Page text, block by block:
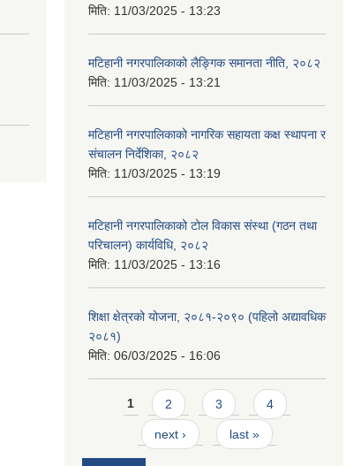
मिति: 11/03/2025 - 13:23
मटिहानी नगरपालिकाको लैङ्गिक समानता नीति, २०८२
मिति: 11/03/2025 - 13:21
मटिहानी नगरपालिकाको नागरिक सहायता कक्ष स्थापना र
संचालन निर्देशिका, २०८२
मिति: 11/03/2025 - 13:19
मटिहानी नगरपालिकाको टोल विकास संस्था (गठन तथा
परिचालन) कार्यविधि, २०८२
मिति: 11/03/2025 - 13:16
शिक्षा क्षेत्रको योजना, २०८१-२०९० ‌‍(पहिलो अद्यावधिक
२०८१)
मिति: 06/03/2025 - 16:06
Pages
1 2 3 4
next › last »